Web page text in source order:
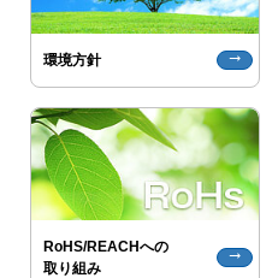
シリーズ検索
製品検索
ネットワーク
国内拠点
海外拠点
環境方針 trending_flat
RoHS/REACHへの
取り組み
trending_flat